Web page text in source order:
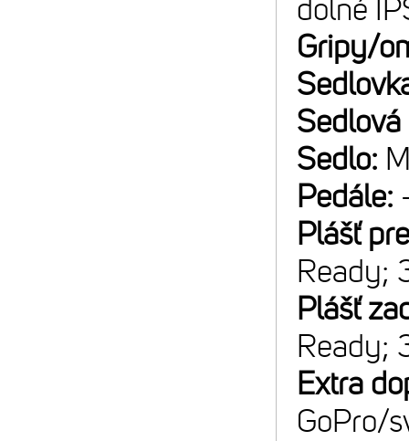
dolné
Gripy/
Sedlo:
Pedále:
Plášť
Ready;
Plášť
Ready;
Extra
GoPro/